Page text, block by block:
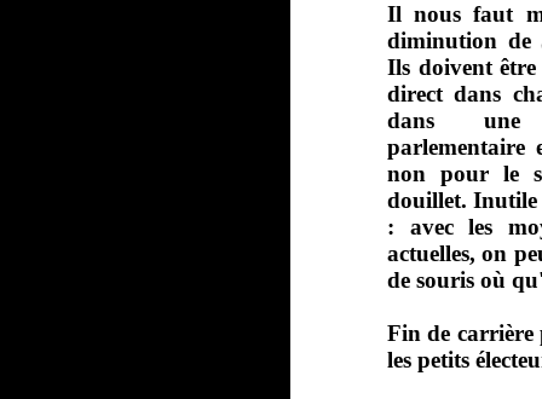
Il nous faut
diminution de
Ils doivent être
direct dans
dans une
parlementaire
non pour le
douillet. Inutile
: avec les
actuelles, on
de souris où
Fin de carrière
les petits